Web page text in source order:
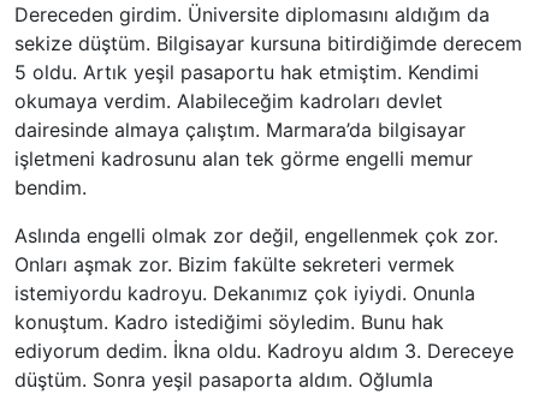
Dereceden girdim. Üniversite diplomasını aldığım da
sekize düştüm. Bilgisayar kursuna bitirdiğimde derecem
5 oldu. Artık yeşil pasaportu hak etmiştim. Kendimi
okumaya verdim. Alabileceğim kadroları devlet
dairesinde almaya çalıştım. Marmara’da bilgisayar
işletmeni kadrosunu alan tek görme engelli memur
bendim.
Aslında engelli olmak zor değil, engellenmek çok zor.
Onları aşmak zor. Bizim fakülte sekreteri vermek
istemiyordu kadroyu. Dekanımız çok iyiydi. Onunla
konuştum. Kadro istediğimi söyledim. Bunu hak
ediyorum dedim. İkna oldu. Kadroyu aldım 3. Dereceye
düştüm. Sonra yeşil pasaporta aldım. Oğlumla